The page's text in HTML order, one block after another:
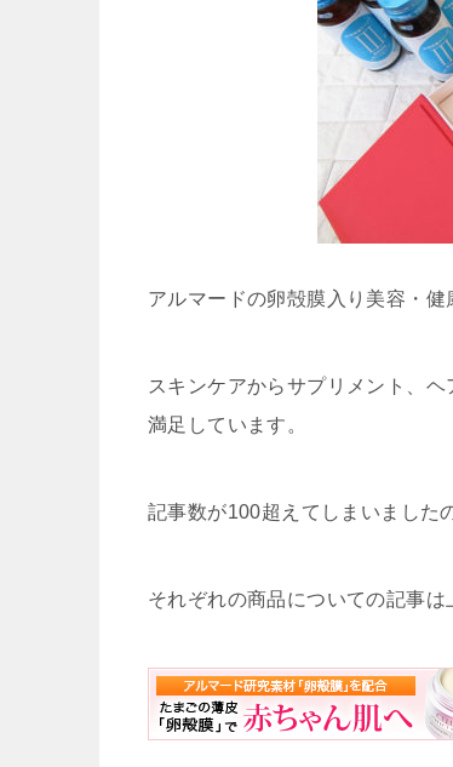
アルマードの卵殻膜入り美容・健
スキンケアからサプリメント、
満足しています。
記事数が100超えてしまいました
それぞれの商品についての記事は